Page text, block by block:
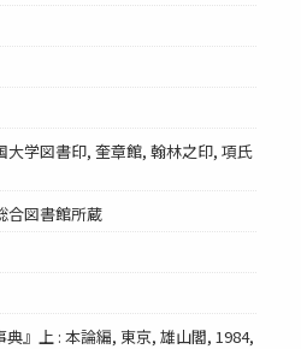
大学図書印, 奎章館, 翰林之印, 項氏
合図書館所蔵
』上 : 本論編, 東京, 雄山閣, 1984,